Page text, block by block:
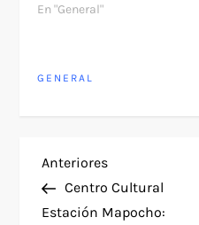
En "General"
GENERAL
N
a
Entrada
anterior
Anteriores
Centro Cultural
Estación Mapocho: